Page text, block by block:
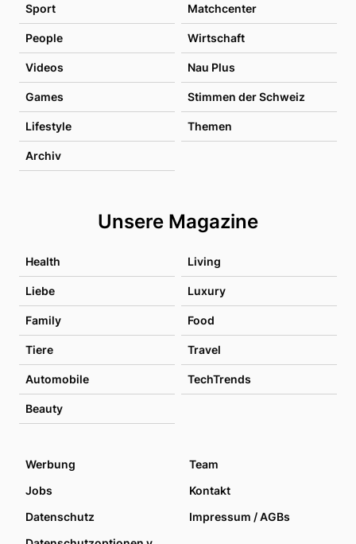
Sport Matchcenter
People Wirtschaft
Videos Nau Plus
Games Stimmen der Schweiz
Lifestyle Themen
Archiv
Unsere Magazine
Health Living
Liebe Luxury
Family Food
Tiere Travel
Automobile TechTrends
Beauty
Werbung
Team
Jobs
Kontakt
Datenschutz
Impressum / AGBs